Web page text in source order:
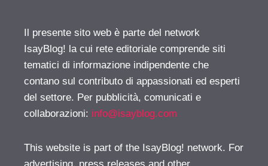
Il presente sito web è parte del network
IsayBlog! la cui rete editoriale comprende siti
tematici di informazione indipendente che
contano sul contributo di appassionati ed esperti
del settore. Per pubblicità, comunicati e
collaborazioni: info@isayblog.com
This website is part of the IsayBlog! network. For